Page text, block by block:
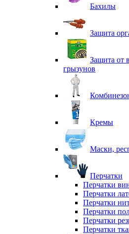
Бахилы
Защита
Защита от
грызунов
Кремы
Маски,
Перчатки
Перчатки
Перчатки
Перчатки
Перчатки
Перчатки
Перчатки